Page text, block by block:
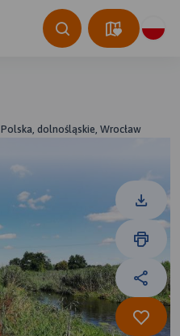
Polska, dolnośląskie, Wrocław